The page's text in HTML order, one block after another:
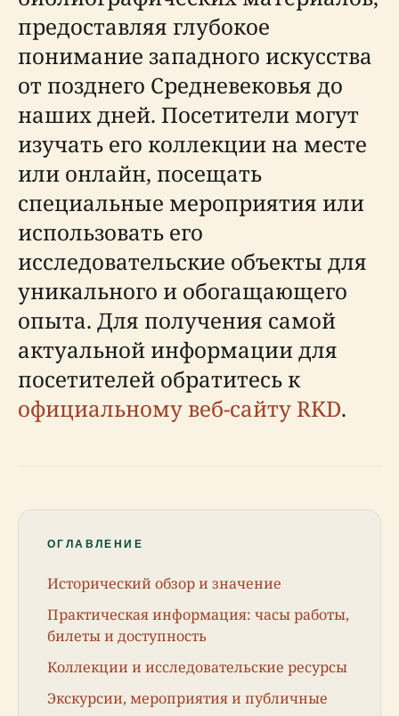
предоставляя глубокое
понимание западного искусства
от позднего Средневековья до
наших дней. Посетители могут
изучать его коллекции на месте
или онлайн, посещать
специальные мероприятия или
использовать его
исследовательские объекты для
уникального и обогащающего
опыта. Для получения самой
актуальной информации для
посетителей обратитесь к
официальному веб-сайту RKD.
ОГЛАВЛЕНИЕ
Исторический обзор и значение
Практическая информация: часы работы,
билеты и доступность
Коллекции и исследовательские ресурсы
Экскурсии, мероприятия и публичные